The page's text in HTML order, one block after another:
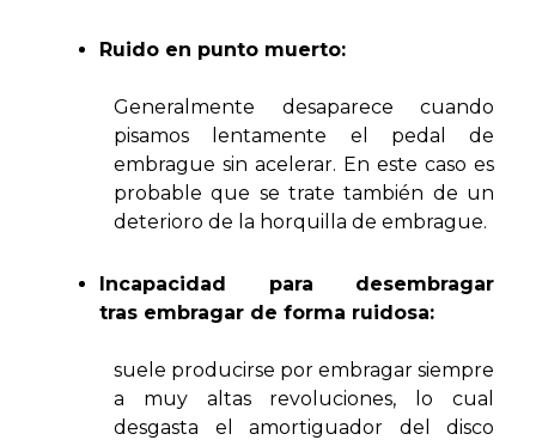
Ruido en punto muerto:
Generalmente desaparece cuando
pisamos lentamente el pedal de
embrague sin acelerar. En este caso es
probable que se trate también de un
deterioro de la horquilla de embrague.
Incapacidad para desembragar
tras embragar de forma ruidosa:
suele producirse por embragar siempre
a muy altas revoluciones, lo cual
desgasta el amortiguador del disco